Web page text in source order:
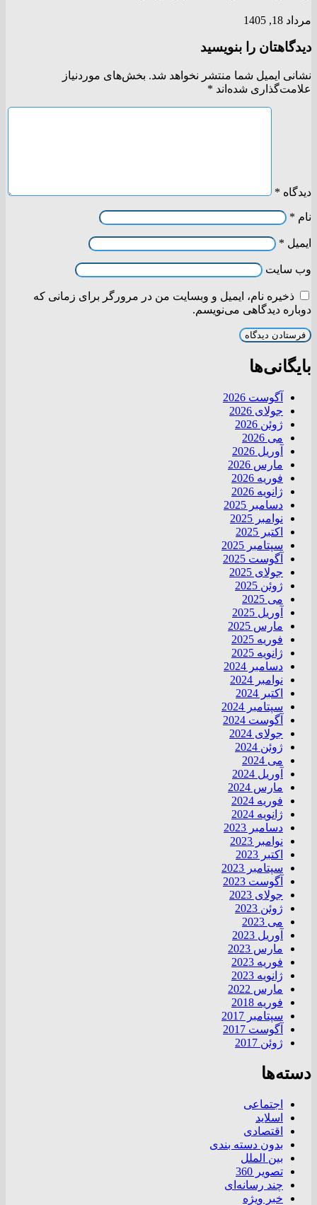
مرداد 18, 1405
دیدگاهتان را بنویسید
نشانی ایمیل شما منتشر نخواهد شد. بخش‌های موردنیاز
علامت‌گذاری شده‌اند *
دیدگاه *
نام *
ایمیل *
وب‌ سایت
ذخیره نام، ایمیل و وبسایت من در مرورگر برای زمانی که
دوباره دیدگاهی می‌نویسم.
بایگانی‌ها
آگوست 2026
جولای 2026
ژوئن 2026
می 2026
آوریل 2026
مارس 2026
فوریه 2026
ژانویه 2026
دسامبر 2025
نوامبر 2025
اکتبر 2025
سپتامبر 2025
آگوست 2025
جولای 2025
ژوئن 2025
می 2025
آوریل 2025
مارس 2025
فوریه 2025
ژانویه 2025
دسامبر 2024
نوامبر 2024
اکتبر 2024
سپتامبر 2024
آگوست 2024
جولای 2024
ژوئن 2024
می 2024
آوریل 2024
مارس 2024
فوریه 2024
ژانویه 2024
دسامبر 2023
نوامبر 2023
اکتبر 2023
سپتامبر 2023
آگوست 2023
جولای 2023
ژوئن 2023
می 2023
آوریل 2023
مارس 2023
فوریه 2023
ژانویه 2023
مارس 2022
فوریه 2018
سپتامبر 2017
آگوست 2017
ژوئن 2017
دسته‌ها
اجتماعی
اسلاید
اقتصادی
بدون دسته بندی
بین الملل
تصویر 360
چند رسانه‌ای
خبر ویژه